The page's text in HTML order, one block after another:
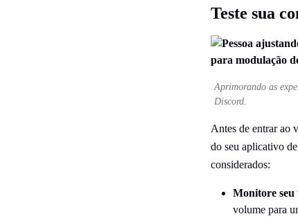
Teste sua
Aprimorando as
Discord.
Antes de entrar ao
do seu aplicativo
considerados:
Monitore seu
volume para